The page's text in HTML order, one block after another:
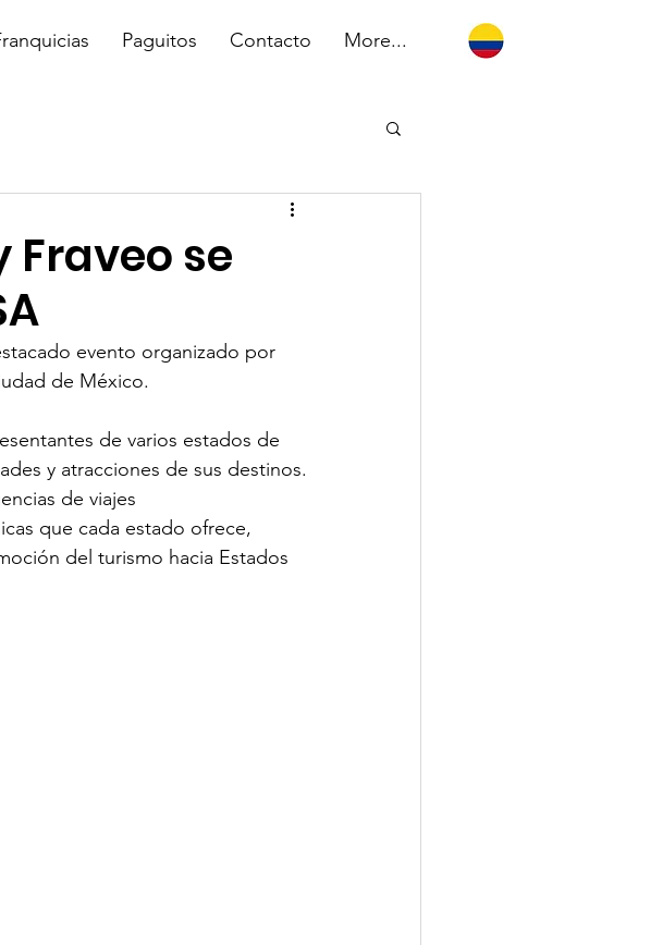
Paguitos Contacto More...
Fraveo se
evento organizado por
de México.
de varios estados de
y atracciones de sus destinos.
de viajes
que cada estado ofrece,
del turismo hacia Estados